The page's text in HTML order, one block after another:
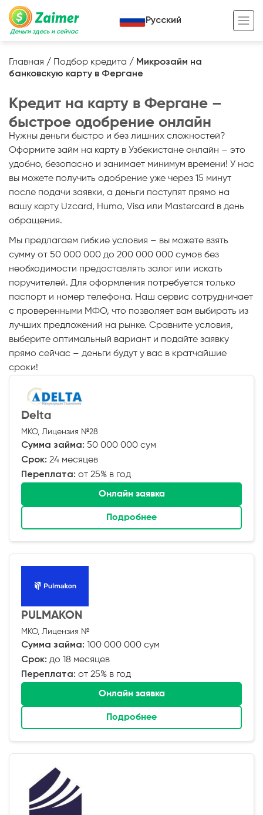
Деньги здесь и сейчас
Кредит под залог
Кредит под залог авто
Кредит под залог недвижимости
Кредит под залог спецтехники
Кредит для предпринимателей
Кредит для самозанятых
Жизненный цикл вашего кредита
Полезные статьи
Кредитный калькулятор
Русский
Главная / Подбор кредита / Микрозайм на
банковскую карту в Фергане
Кредит на карту в Фергане –
быстрое одобрение онлайн
Нужны деньги быстро и без лишних сложностей?
Оформите займ на карту в Узбекистане онлайн – это
удобно, безопасно и занимает минимум времени! У нас
вы можете получить одобрение уже через 15 минут
после подачи заявки, а деньги поступят прямо на
вашу карту Uzcard, Humo, Visa или Mastercard в день
обращения.
Мы предлагаем гибкие условия – вы можете взять
сумму от 50 000 000 до 200 000 000 сумов без
необходимости предоставлять залог или искать
поручителей. Для оформления потребуется только
паспорт и номер телефона. Наш сервис сотрудничает
с проверенными МФО, что позволяет вам выбирать из
лучших предложений на рынке. Сравните условия,
выберите оптимальный вариант и подайте заявку
прямо сейчас – деньги будут у вас в кратчайшие
сроки!
Delta
МКО, Лицензия №28
Сумма займа: 50 000 000 сум
Срок: 24 месяцев
Переплата: от 25% в год
Онлайн заявка
Подробнее
PULMAKON
МКО, Лицензия №
Сумма займа: 100 000 000 сум
Срок: до 18 месяцев
Переплата: от 25% в год
Онлайн заявка
Подробнее